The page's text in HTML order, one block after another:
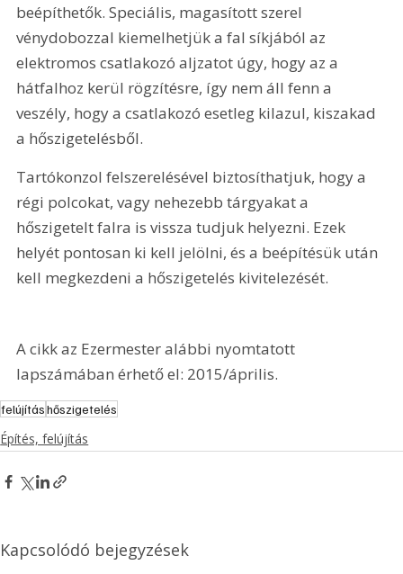
beépíthetők. Speciális, magasított szerel
vénydobozzal kiemelhetjük a fal síkjából az
elektromos csatlakozó aljzatot úgy, hogy az a
hátfalhoz kerül rögzítésre, így nem áll fenn a
veszély, hogy a csatlakozó esetleg kilazul, kiszakad
a hőszigetelésből.
Tartókonzol felszerelésével biztosíthatjuk, hogy a
régi polcokat, vagy nehezebb tárgyakat a
hőszigetelt falra is vissza tudjuk helyezni. Ezek
helyét pontosan ki kell jelölni, és a beépítésük után
kell megkezdeni a hőszigetelés kivitelezését.
A cikk az Ezermester alábbi nyomtatott
lapszámában érhető el: 2015/április.
felújításhőszigetelés
Építés, felújítás
Kapcsolódó bejegyzések